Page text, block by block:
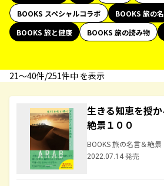
BOOKS スペシャルコラボ
BOOKS 旅の
BOOKS 旅と健康
BOOKS 旅の読み物
21〜40件/251件中 を表示
生きる知恵を授
絶景１００
BOOKS 旅の名言＆絶景
2022.07.14 発売